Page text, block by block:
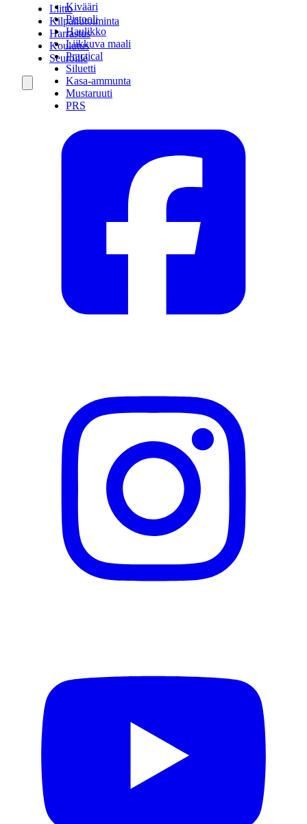
Kivääri
Pistooli
Haulikko
Liikkuva maali
Practical
Siluetti
Kasa-ammunta
Mustaruuti
PRS
Liitto
Kilpailutoiminta
Harrastus
Koulutus
Seuroille